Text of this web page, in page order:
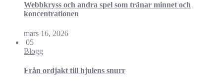
Webbkryss och andra spel som tränar minnet och
koncentrationen
mars 16, 2026
05
Blogg
Från ordjakt till hjulens snurr